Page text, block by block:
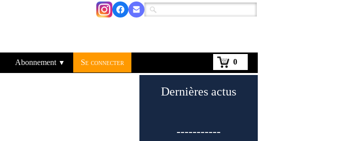
0
Abonnement ▼ Se connecter
Dernières actus
-----------